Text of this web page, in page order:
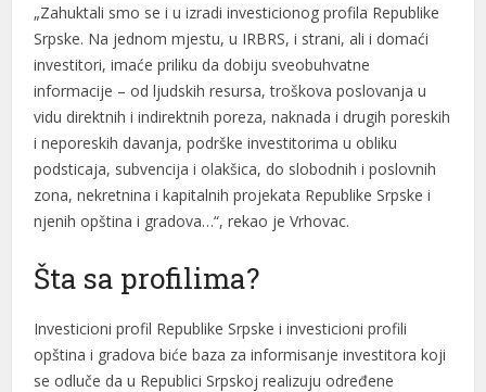
„Zahuktali smo se i u izradi investicionog profila Republike
Srpske. Na jednom mjestu, u IRBRS, i strani, ali i domaći
investitori, imaće priliku da dobiju sveobuhvatne
informacije – od ljudskih resursa, troškova poslovanja u
vidu direktnih i indirektnih poreza, naknada i drugih poreskih
i neporeskih davanja, podrške investitorima u obliku
podsticaja, subvencija i olakšica, do slobodnih i poslovnih
zona, nekretnina i kapitalnih projekata Republike Srpske i
njenih opština i gradova…“, rekao je Vrhovac.
Šta sa profilima?
Investicioni profil Republike Srpske i investicioni profili
opština i gradova biće baza za informisanje investitora koji
se odluče da u Republici Srpskoj realizuju određene